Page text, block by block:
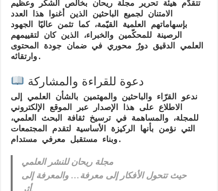
تتقدّم هيئة تحرير مجلة ريحان بخالص الشكر وعظيم
الامتنان لجميع الباحثين الذين أغنوا هذا العدد
بإسهاماتهم العلمية القيّمة، كما تثمن عاليًا الجهود
الرصينة للمحكّمين والخبراء، الذين كان لتقييمهم
العلمي الدقيق دورٌ محوري في ضمان جودة المحتوى
وارتقائه.
دعوة للقراءة والمشاركة
ندعو القرّاء والباحثين والمهتمين بالشأن العلمي إلى
الاطلاع على هذا الإصدار عبر
الموقع الإلكتروني
للمجلة، والمساهمة في ترسيخ ثقافة البحث العلمي،
التي نؤمن بأنها
الركيزة الأساسية لتقدم المجتمعات
وبناء مستقبل معرفي مستدام .
مجلة ريحان للنشر العلمي
حيث تتحول الأفكار إلى معرفة… والمعرفة إلى